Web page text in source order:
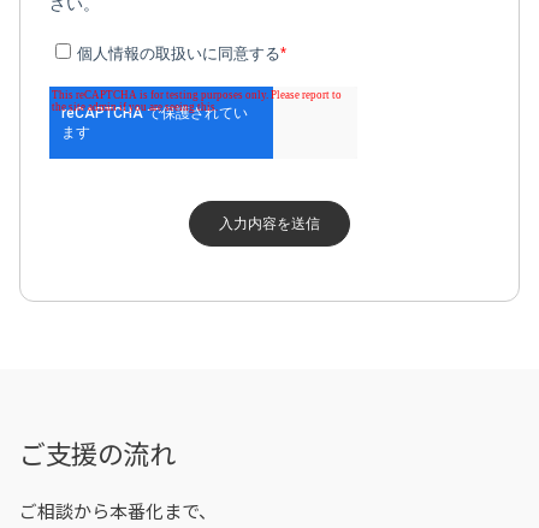
ご支援の流れ
ご相談から本番化まで、